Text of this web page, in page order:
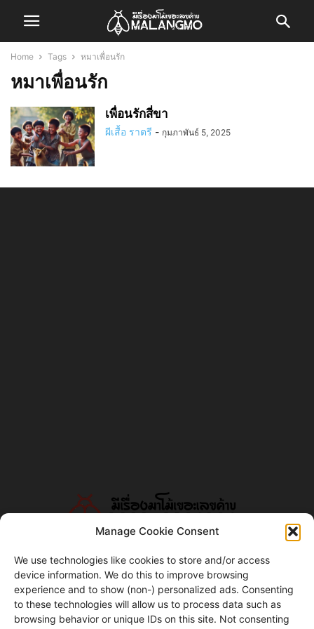
Manage Cookie Consent
We use technologies like cookies to store and/or access
device information. We do this to improve browsing
experience and to show (non-) personalized ads. Consenting
to these technologies will allow us to process data such as
browsing behavior or unique IDs on this site. Not consenting
Home Tags หมาเพื่อนรัก
หมาเพื่อนรัก
เพื่อนรักสี่ขา
ผีเสื้อ ราตรี - กุมภาพันธ์ 5, 2025
ABOUT US
แมลงโม้ดอทคอม